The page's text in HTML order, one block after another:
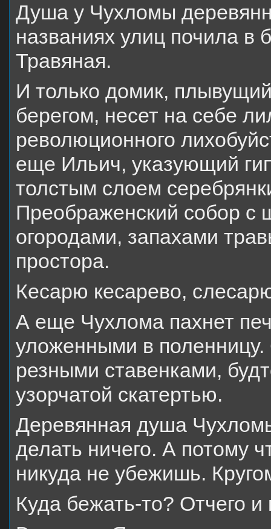
Душа у Чухломы
названиях улиц почила в
Травяная.
И только домик,
берегом, несет на себе
революционного
еще Ильич, указующий
толстым слоем
Преображенский собор с
огородами, запахами
простора.
Кесарю кесарево,
А еще Чухлома пахнет
уложенными в
резными ставенками,
узорчатой скатертью.
Деревянная душа
делать ничего. А потому
никуда не убежишь.
Куда бежать-то? Отчего и